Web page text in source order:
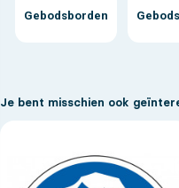
Gebodsborden
Je bent misschien ook